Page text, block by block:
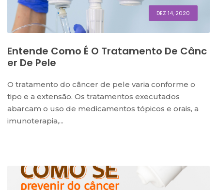
DEZ 14, 2020
Entende Como É O Tratamento De Cânc
Er De Pele
O tratamento do câncer de pele varia conforme o
tipo e a extensão. Os tratamentos executados
abarcam o uso de medicamentos tópicos e orais, a
imunoterapia,...